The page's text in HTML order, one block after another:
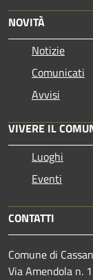
NOVITÀ
Notizie
Comunicati
Avvisi
VIVERE IL
Luoghi
Eventi
CONTATTI
Comune di
Via Amendola n.